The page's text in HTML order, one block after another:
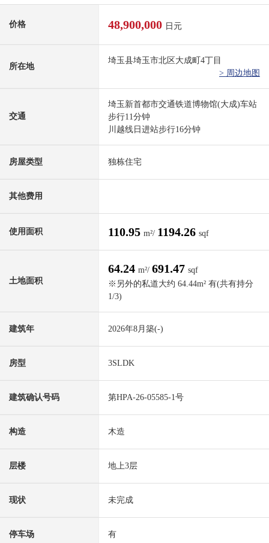
价格 48,900,000 日元
所在地
埼玉县埼玉市北区大成町4丁目
> 周边地图
交通
埼玉新首都市交通铁道博物馆(大成)车站
步行11分钟
川越线日进站步行16分钟
房屋类型 独栋住宅
其他费用
使用面积 110.95 m²/ 1194.26 sqf
土地面积
64.24 m²/ 691.47 sqf
※另外的私道大约 64.44m² 有(共有持分
1/3)
建筑年 2026年8月築(-)
房型 3SLDK
建筑确认号码 第HPA-26-05585-1号
构造 木造
层楼 地上3层
现状 未完成
停车场 有